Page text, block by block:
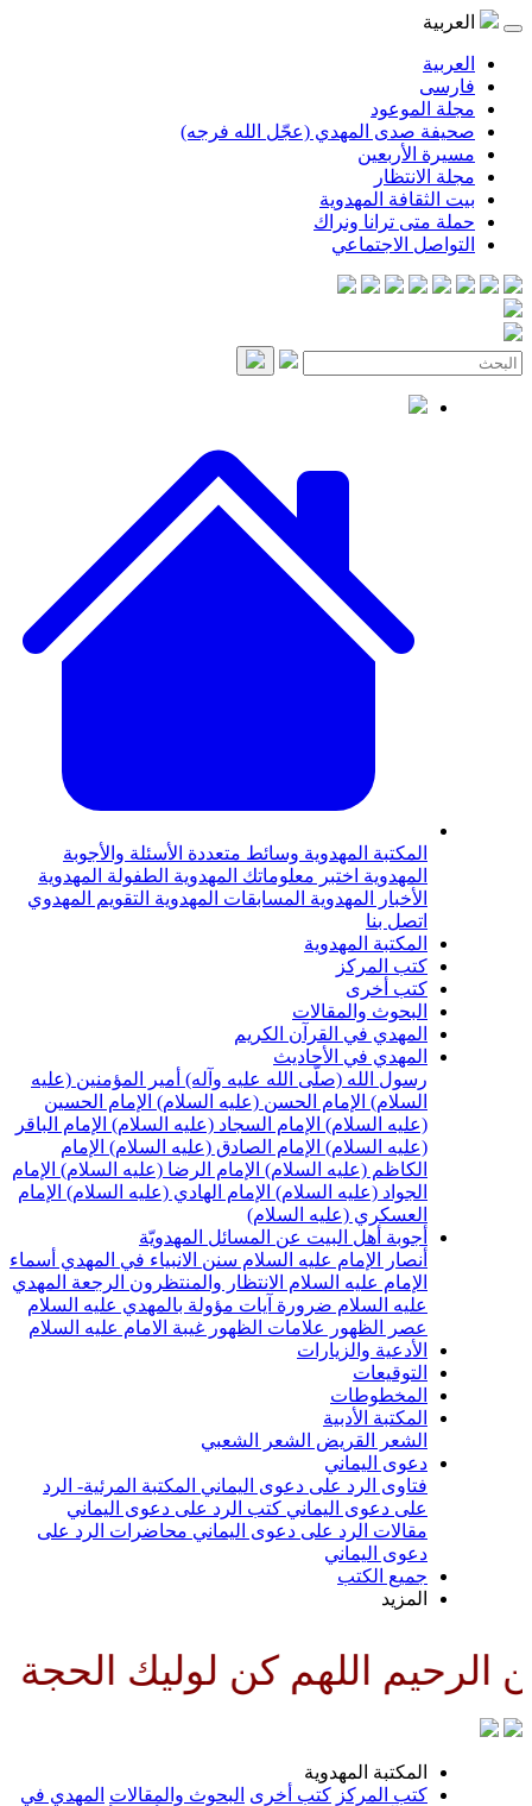
المهدي (عجّل الله فرجه)
المهدوية
ترانا ونراك
الاجتماعي
المهدويةوسائط متعددةالأسئلة والأجوبة
اختبر معلوماتك المهدويةالطفولة المهدوية
المهدويةالمسابقات المهدويةالتقويم المهدوي
المهدوية
والمقالات
في القرآن الكريم
في الأحاديث
الله (صلّى الله عليه وآله) أمير المؤمنين (عليه
الإمام الحسن (عليه السلام) الإمام الحسين
الإمام السجاد (عليه السلام) الإمام الباقر
الإمام الصادق (عليه السلام) الإمام
(عليه السلام) الإمام الرضا (عليه السلام) الإمام
(عليه السلام) الإمام الهادي (عليه السلام) الإمام
(عليه السلام)
أهل البيت عن المسائل المهدويّة
الإمام عليه السلامسنن الانبياء في المهديأسماء
عليه السلامالانتظار والمنتظرونالرجعةالمهدي
السلام ضرورة آيات مؤولة بالمهدي عليه السلام
علامات الظهورغيبة الامام عليه السلام
والزيارات
الأدبية
الشعر الشعبي
اليماني
الرد على دعوى اليماني المكتبة المرئية- الرد
دعوى اليماني كتب الرد على دعوى اليماني
الرد على دعوى اليماني محاضرات الرد على
كن لوليك الحجة بن
المهدوية
كتب أخرى البحوث والمقالات المهدي في